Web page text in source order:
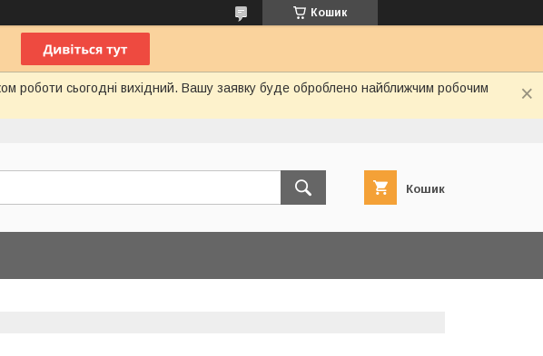
Кошик
роботи сьогодні вихідний. Вашу заявку буде оброблено найближчим робочим
Кошик